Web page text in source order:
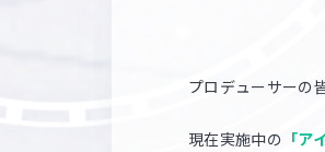
プロデューサーの
現在実施中の 「